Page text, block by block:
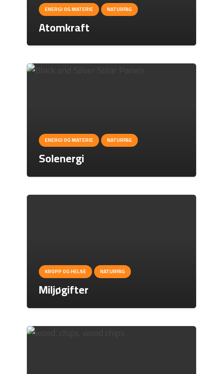
ENERGI OG MATERIE NATURFAG
Atomkraft
ENERGI OG MATERIE NATURFAG
Solenergi
KROPP OG HELSE NATURFAG
Miljøgifter